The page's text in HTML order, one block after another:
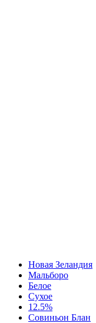
Новая Зеландия
Мальборо
Белое
Сухое
12.5%
Совиньон Блан